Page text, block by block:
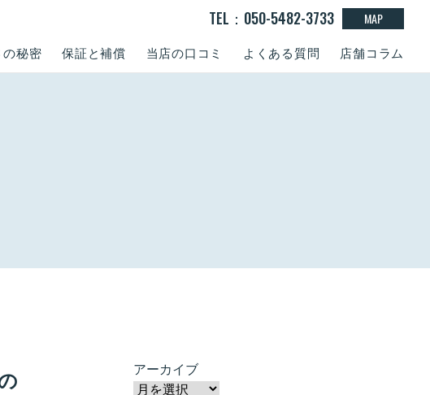
の秘密 保証と補償 当店の口コミ よくある質問 店舗コラム
TEL：050-5482-3733 MAP
アーカイブ